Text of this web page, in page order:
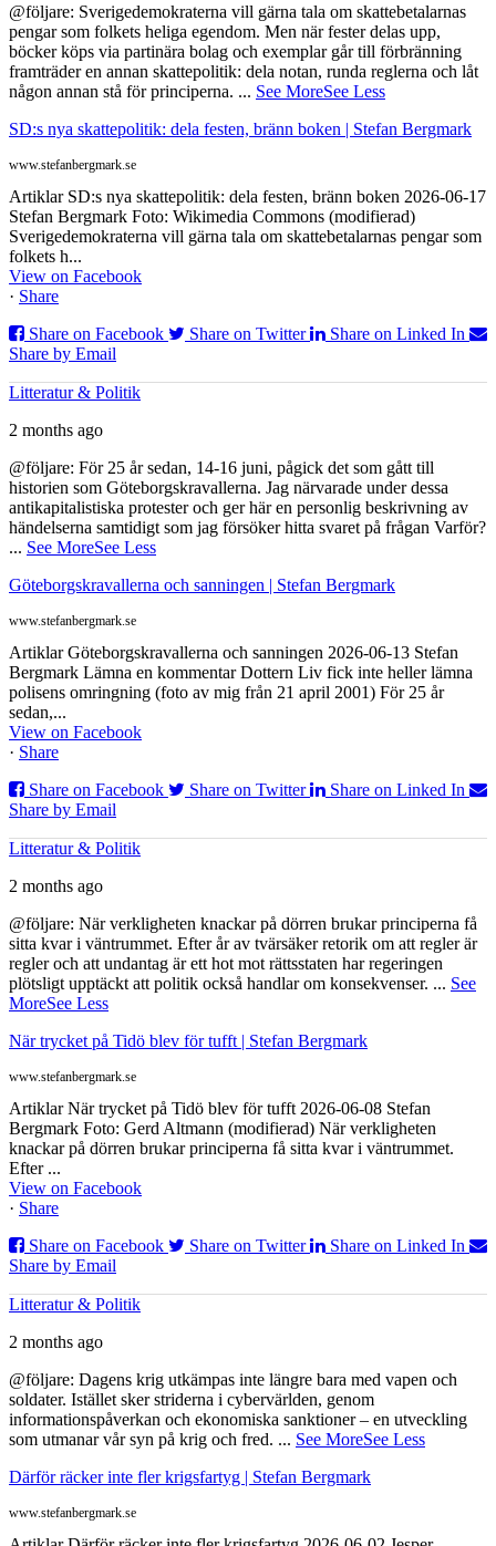
@följare: Sverigedemokraterna vill gärna tala om skattebetalarnas
pengar som folkets heliga egendom. Men när fester delas upp,
böcker köps via partinära bolag och exemplar går till förbränning
framträder en annan skattepolitik: dela notan, runda reglerna och låt
någon annan stå för principerna. ... See MoreSee Less
SD:s nya skattepolitik: dela festen, bränn boken | Stefan Bergmark
www.stefanbergmark.se
Artiklar SD:s nya skattepolitik: dela festen, bränn boken 2026-06-17
Stefan Bergmark Foto: Wikimedia Commons (modifierad)
Sverigedemokraterna vill gärna tala om skattebetalarnas pengar som
folkets h...
View on Facebook
· Share
Share on Facebook
Share on Twitter
Share on Linked In
Share by Email
Litteratur & Politik
2 months ago
@följare: För 25 år sedan, 14-16 juni, pågick det som gått till
historien som Göteborgskravallerna. Jag närvarade under dessa
antikapitalistiska protester och ger här en personlig beskrivning av
händelserna samtidigt som jag försöker hitta svaret på frågan Varför?
... See MoreSee Less
Göteborgskravallerna och sanningen | Stefan Bergmark
www.stefanbergmark.se
Artiklar Göteborgskravallerna och sanningen 2026-06-13 Stefan
Bergmark Lämna en kommentar Dottern Liv fick inte heller lämna
polisens omringning (foto av mig från 21 april 2001) För 25 år
sedan,...
View on Facebook
· Share
Share on Facebook
Share on Twitter
Share on Linked In
Share by Email
Litteratur & Politik
2 months ago
@följare: När verkligheten knackar på dörren brukar principerna få
sitta kvar i väntrummet. Efter år av tvärsäker retorik om att regler är
regler och att undantag är ett hot mot rättsstaten har regeringen
plötsligt upptäckt att politik också handlar om konsekvenser. ... See
MoreSee Less
När trycket på Tidö blev för tufft | Stefan Bergmark
www.stefanbergmark.se
Artiklar När trycket på Tidö blev för tufft 2026-06-08 Stefan
Bergmark Foto: Gerd Altmann (modifierad) När verkligheten
knackar på dörren brukar principerna få sitta kvar i väntrummet.
Efter ...
View on Facebook
· Share
Share on Facebook
Share on Twitter
Share on Linked In
Share by Email
Litteratur & Politik
2 months ago
@följare: Dagens krig utkämpas inte längre bara med vapen och
soldater. Istället sker striderna i cybervärlden, genom
informationspåverkan och ekonomiska sanktioner – en utveckling
som utmanar vår syn på krig och fred. ... See MoreSee Less
Därför räcker inte fler krigsfartyg | Stefan Bergmark
www.stefanbergmark.se